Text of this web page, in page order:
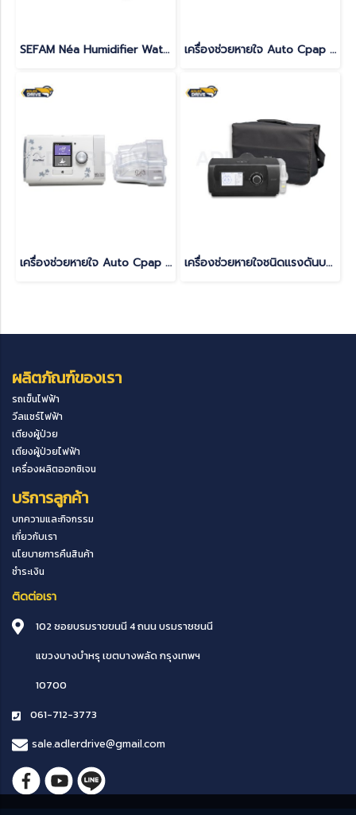
SEFAM Néa Humidifier Water Chamber for Heated Humidifier เครื่องช่วยหายใจ Auto Cpap แบบพกพา ยี่ห้อ ResMed รุ่น AirMini ลดการนอนกรน หยุดหายใจขณะหลับ รับประกันศูนย์ไทย 3 ปี
เครื่องช่วยหายใจ Auto Cpap แบบพกพา ยี่ห้อ ResMed รุ่น AirMini ลดการนอนกรน หยุดหายใจขณะหลับ รับประกันศูนย์ไทย 3 ปี(copy) เครื่องช่วยหายใจชนิดแรงดันบวกต่อเนื่อง แบบปรับแรงดันอัตโนมัติ (Auto CPAP) Yuwell รุ่น YH-480 Option Heated Tube ท่อคงความร้อน รับประกันศูนย์ไทย 3 ปี
ผลิตภัณฑ์ของเรา
รถเข็นไฟฟ้า
วีลแชร์ไฟฟ้า
เตียงผู้ป่วย
เตียงผู้ป่วยไฟฟ้า
เครื่องผลิตออกซิเจน
บริการลูกค้า
บทความและกิจกรรม
เกี่ยวกับเรา
นโยบายการคืนสินค้า
ชำระเงิน
ติดต่อเรา
102 ซอยบรมราขขนนี 4 ถนน บรมราชชนนี
แขวงบางบำหรุ เขตบางพลัดกรุงเทพฯ
10700
061-712-3773
sale.adlerdrive@gmail.com